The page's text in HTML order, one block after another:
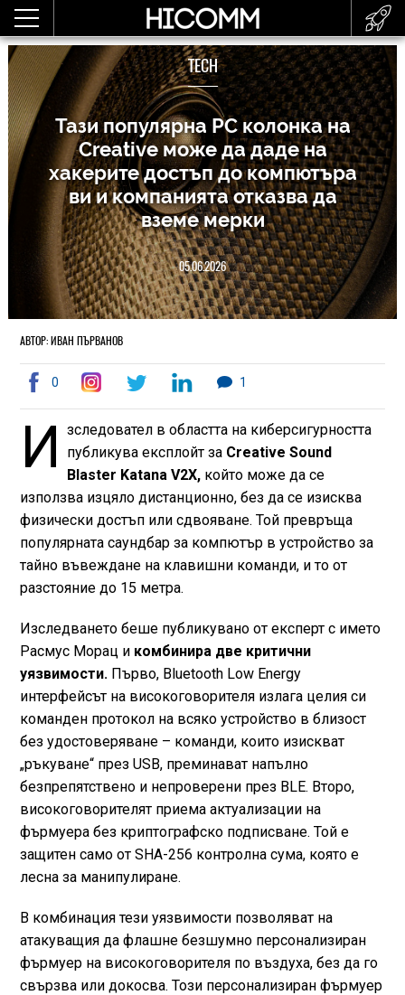
TECH
Тази популярна РС колонка на
Creative може да даде на
хакерите достъп до компютъра
ви и компанията отказва да
вземе мерки
05.06.2026
АВТОР: ИВАН ПЪРВАНОВ
0 1
И
зследовател в областта на киберсигурността
публикува експлойт за Creative Sound
Blaster Katana V2X, който може да се
използва изцяло дистанционно, без да се изисква
физически достъп или сдвояване. Той превръща
популярната саундбар за компютър в устройство за
тайно въвеждане на клавишни команди, и то от
разстояние до 15 метра.
Изследването беше публикувано от експерт с името
Расмус Морац и комбинира две критични
уязвимости.Първо, Bluetooth Low Energy
интерфейсът на високоговорителя излага целия си
команден протокол на всяко устройство в близост
без удостоверяване – команди, които изискват
„ръкуване“ през USB, преминават напълно
безпрепятствено и непроверени през BLE. Второ,
високоговорителят приема актуализации на
фърмуера без криптографско подписване. Той е
защитен само от SHA-256 контролна сума, която е
лесна за манипулиране.
В комбинация тези уязвимости позволяват на
атакуващия да флашне безшумно персонализиран
фърмуер на високоговорителя по въздуха, без да го
свързва или докосва. Този персонализиран фърмуер